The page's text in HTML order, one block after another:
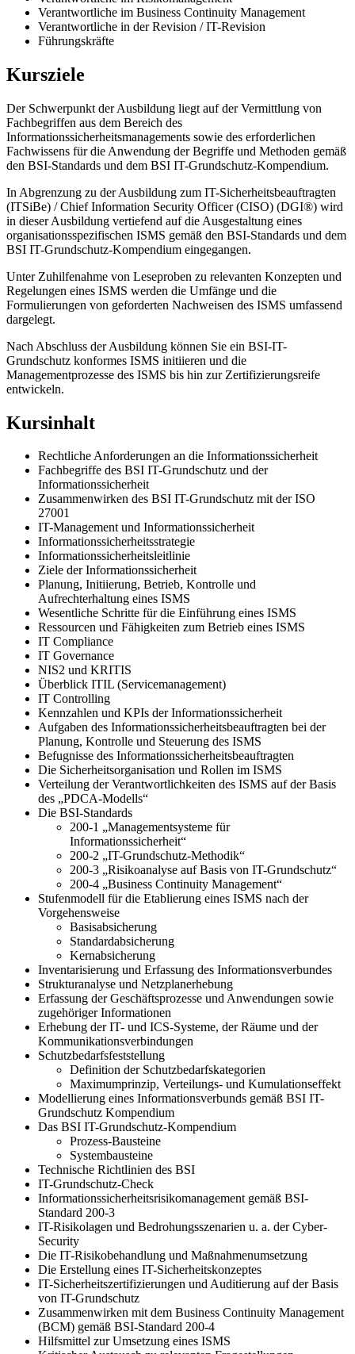
Verantwortliche im Business Continuity Management
Verantwortliche in der Revision / IT-Revision
Führungskräfte
Kursziele
Der Schwerpunkt der Ausbildung liegt auf der Vermittlung von
Fachbegriffen aus dem Bereich des
Informationssicherheitsmanagements sowie des erforderlichen
Fachwissens für die Anwendung der Begriffe und Methoden gemäß
den BSI-Standards und dem BSI IT-Grundschutz-Kompendium.
In Abgrenzung zu der Ausbildung zum IT-Sicherheitsbeauftragten
(ITSiBe) / Chief Information Security Officer (CISO) (DGI®) wird
in dieser Ausbildung vertiefend auf die Ausgestaltung eines
organisationsspezifischen ISMS gemäß den BSI-Standards und dem
BSI IT-Grundschutz-Kompendium eingegangen.
Unter Zuhilfenahme von Leseproben zu relevanten Konzepten und
Regelungen eines ISMS werden die Umfänge und die
Formulierungen von geforderten Nachweisen des ISMS umfassend
dargelegt.
Nach Abschluss der Ausbildung können Sie ein BSI-IT-
Grundschutz konformes ISMS initiieren und die
Managementprozesse des ISMS bis hin zur Zertifizierungsreife
entwickeln.
Kursinhalt
Rechtliche Anforderungen an die Informationssicherheit
Fachbegriffe des BSI IT-Grundschutz und der
Informationssicherheit
Zusammenwirken des BSI IT-Grundschutz mit der ISO
27001
IT-Management und Informationssicherheit
Informationssicherheitsstrategie
Informationssicherheitsleitlinie
Ziele der Informationssicherheit
Planung, Initiierung, Betrieb, Kontrolle und
Aufrechterhaltung eines ISMS
Wesentliche Schritte für die Einführung eines ISMS
Ressourcen und Fähigkeiten zum Betrieb eines ISMS
IT Compliance
IT Governance
NIS2 und KRITIS
Überblick ITIL (Servicemanagement)
IT Controlling
Kennzahlen und KPIs der Informationssicherheit
Aufgaben des Informationssicherheitsbeauftragten bei der
Planung, Kontrolle und Steuerung des ISMS
Befugnisse des Informationssicherheitsbeauftragten
Die Sicherheitsorganisation und Rollen im ISMS
Verteilung der Verantwortlichkeiten des ISMS auf der Basis
des „PDCA-Modells“
Die BSI-Standards
200-1 „Managementsysteme für
Informationssicherheit“
200-2 „IT-Grundschutz-Methodik“
200-3 „Risikoanalyse auf Basis von IT-Grundschutz“
200-4 „Business Continuity Management“
Stufenmodell für die Etablierung eines ISMS nach der
Vorgehensweise
Basisabsicherung
Standardabsicherung
Kernabsicherung
Inventarisierung und Erfassung des Informationsverbundes
Strukturanalyse und Netzplanerhebung
Erfassung der Geschäftsprozesse und Anwendungen sowie
zugehöriger Informationen
Erhebung der IT- und ICS-Systeme, der Räume und der
Kommunikationsverbindungen
Schutzbedarfsfeststellung
Definition der Schutzbedarfskategorien
Maximumprinzip, Verteilungs- und Kumulationseffekt
Modellierung eines Informationsverbunds gemäß BSI IT-
Grundschutz Kompendium
Das BSI IT-Grundschutz-Kompendium
Prozess-Bausteine
Systembausteine
Technische Richtlinien des BSI
IT-Grundschutz-Check
Informationssicherheitsrisikomanagement gemäß BSI-
Standard 200-3
IT-Risikolagen und Bedrohungsszenarien u. a. der Cyber-
Security
Die IT-Risikobehandlung und Maßnahmenumsetzung
Die Erstellung eines IT-Sicherheitskonzeptes
IT-Sicherheitszertifizierungen und Auditierung auf der Basis
von IT-Grundschutz
Zusammenwirken mit dem Business Continuity Management
(BCM) gemäß BSI-Standard 200-4
Hilfsmittel zur Umsetzung eines ISMS